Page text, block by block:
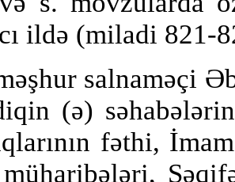
ildə (miladi 821-
salnaməçi
(ə)
fəthi,